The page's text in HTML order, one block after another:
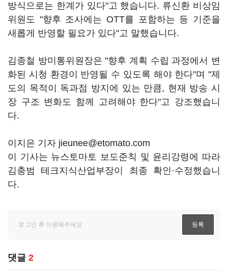
방식으로는 한계가 있다"고 했습니다. 류신환 비상임
위원도 "향후 조사에는 OTT를 포함하는 등 기준을
새롭게 반영할 필요가 있다"고 말했습니다.
김종철 방미통위원장은 "향후 계획 수립 과정에서 변
화된 시청 환경이 반영될 수 있도록 해야 한다"며 "제
도의 목적이 독과점 방지에 있는 만큼, 현재 방송 시
장 구조 변화도 함께 고려해야 한다"고 강조했습니
다.
이지은 기자 jieunee@etomato.com
이 기사는 뉴스토마토 보도준칙 및 윤리강령에 따라
김충범 테크지식산업부장이 최종 확인·수정했습니
다.
댓글 2